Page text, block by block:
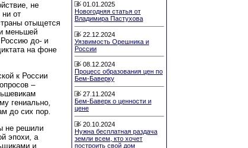
не
ни от
отыщется
меньшей
Россию до- и
на фоне
к России
–
гениально,
до сих пор.
не решили
эпохи, а
и
01.01.2025
Новогодняя статья от
Владимира Пастухова
22.12.2024
Уязвимость Орешника и
России
08.12.2024
Процесс образования цен по
Бем-Баверку
27.11.2024
Бем-Баверк о ценности и
цене
20.10.2024
Нужна бесплатная раздача
земли всем, кто хочет
построить свой дом